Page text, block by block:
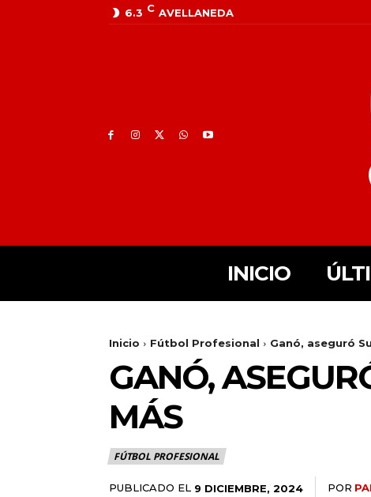
6.3 C AVELLANEDA
INICIO
Inicio Fútbol Profesional Ganó, aseguró
GANÓ,
MÁS
FÚTBOL PROFESIONAL
PUBLICADO EL 9 DICIEMBRE, 2024 POR